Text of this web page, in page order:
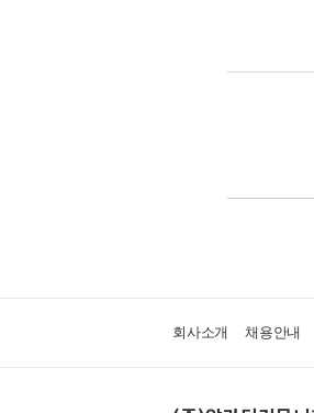
회사소개 채용안내